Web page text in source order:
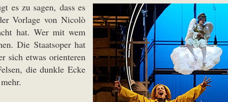
es zu sagen, dass es
Vorlage von Nicolò
hat. Wer mit wem
Die Staatsoper hat
sich etwas orienteren
die dunkle Ecke